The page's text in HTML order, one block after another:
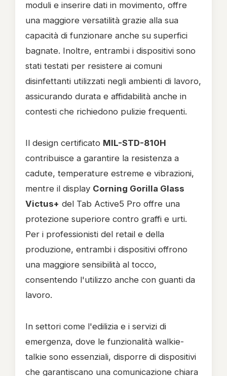
moduli e inserire dati in movimento, offre
una maggiore versatilità grazie alla sua
capacità di funzionare anche su superfici
bagnate. Inoltre, entrambi i dispositivi sono
stati testati per resistere ai comuni
disinfettanti utilizzati negli ambienti di lavoro,
assicurando durata e affidabilità anche in
contesti che richiedono pulizie frequenti.
Il design certificato MIL-STD-810H
contribuisce a garantire la resistenza a
cadute, temperature estreme e vibrazioni,
mentre il display Corning Gorilla Glass
Victus+ del Tab Active5 Pro offre una
protezione superiore contro graffi e urti.
Per i professionisti del retail e della
produzione, entrambi i dispositivi offrono
una maggiore sensibilità al tocco,
consentendo l'utilizzo anche con guanti da
lavoro.
In settori come l'edilizia e i servizi di
emergenza, dove le funzionalità walkie-
talkie sono essenziali, disporre di dispositivi
che garantiscano una comunicazione chiara